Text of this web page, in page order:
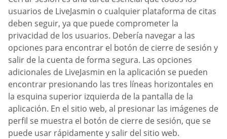
usuarios de LiveJasmin o cualquier plataforma de citas
deben seguir, ya que puede comprometer la
privacidad de los usuarios. Debería navegar a las
opciones para encontrar el botón de cierre de sesión y
salir de la cuenta de forma segura. Las opciones
adicionales de LiveJasmin en la aplicación se pueden
encontrar presionando las tres líneas horizontales en
la esquina superior izquierda de la pantalla de la
aplicación. En el sitio web, al presionar las imágenes de
perfil se muestra el botón de cierre de sesión, que se
puede usar rápidamente y salir del sitio web.